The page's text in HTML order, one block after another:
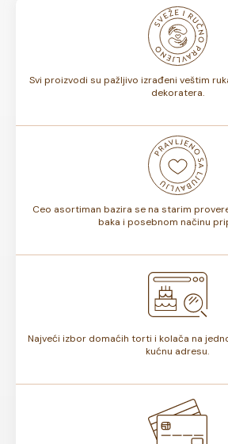
mogu biti u boji koja vama odgovara,
bojama na dečjoj torti ili osmisliti ceo
Svi proizvodi su pažljivo izrađeni veštim
dekoratera.
Ceo asortiman bazira se na starim
baka i posebnom načinu
Najveći izbor domaćih torti i kolača na
kućnu adresu.